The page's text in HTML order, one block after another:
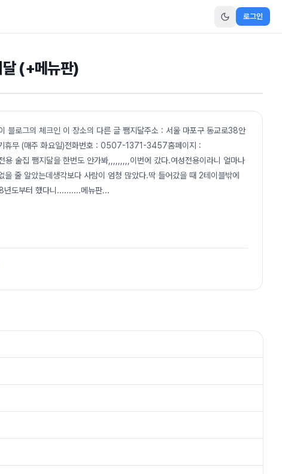
로그인
달 (+메뉴판)
블로그의 체크인 이 장소의 다른 글 쨈지달주소 : 서울 마포구 동교로38안
무 (매주 화요일)전화번호 : 0507-1371-3457홈페이지 :
집 쨈지달을 한번도 안가봐,,,,,,,,,이번에 갔다.여성전용이라니 얼마나
줄 알았는데생각보다 사람이 엄청 많았다.딱 들어갔을 때 2테이블밖에
년도부터 했다니..........메뉴판...